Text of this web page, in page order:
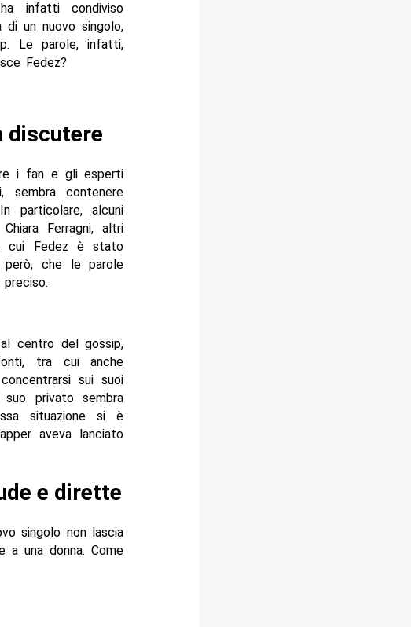
infatti condiviso
di un nuovo singolo,
Le parole, infatti,
Fedez?
discutere
i fan e gli esperti
contenere
particolare, alcuni
Ferragni, altri
cui Fedez è stato
però, che le parole
centro del gossip,
tra cui anche
sui suoi
privato sembra
situazione si è
aveva lanciato
e dirette
singolo non lascia
a una donna. Come